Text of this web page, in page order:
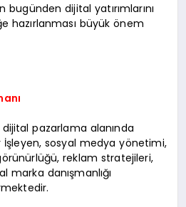
dijital yatırımlarını
hazırlanması büyük önem
pazarlama alanında
sosyal medya yönetimi,
reklam stratejileri,
marka danışmanlığı